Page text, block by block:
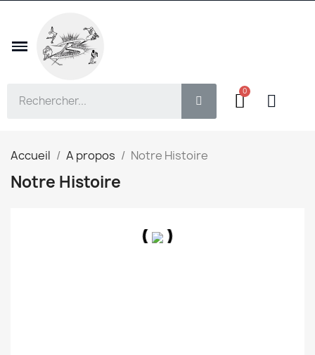
Accueil A propos Notre Histoire
Notre Histoire